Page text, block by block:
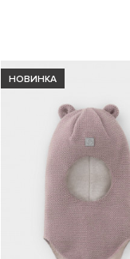
НОВИНКА